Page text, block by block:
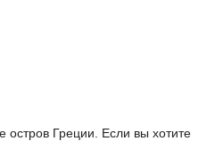
остров Греции. Если вы хотите